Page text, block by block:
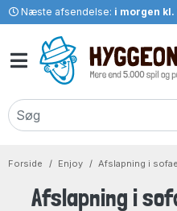
Næste afsendelse: i morgen kl.
Forside Enjoy Afslapning i
Afslapning i